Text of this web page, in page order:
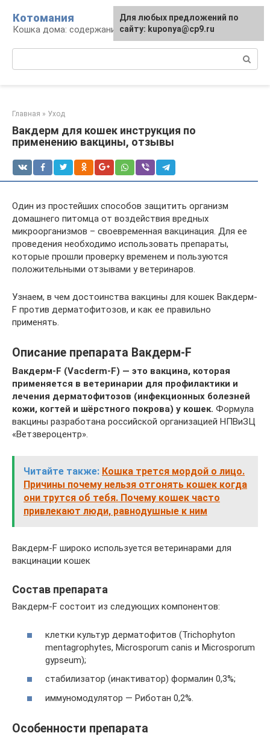
контенту
Котомания
Кошка дома: содержание и уход
Главная » Уход
Вакдерм для кошек инструкция по
применению вакцины, отзывы
Один из простейших способов защитить организм
домашнего питомца от воздействия вредных
микроорганизмов – своевременная вакцинация. Для ее
проведения необходимо использовать препараты,
которые прошли проверку временем и пользуются
положительными отзывами у ветеринаров.
Узнаем, в чем достоинства вакцины для кошек Вакдерм-
F против дерматофитозов, и как ее правильно
применять.
Описание препарата Вакдерм-F
Вакдерм-F (Vacderm-F) — это вакцина, которая
применяется в ветеринарии для профилактики и
лечения дерматофитозов (инфекционных болезней
кожи, когтей и шёрстного покрова) у кошек. Формула
вакцины разработана российской организацией НПВиЗЦ
«Ветзвероцентр».
Читайте также: Кошка трется мордой о лицо.
Причины почему нельзя отгонять кошек когда
они трутся об тебя. Почему кошек часто
привлекают люди, равнодушные к ним
Вакдерм-F широко используется ветеринарами для
вакцинации кошек
Состав препарата
Вакдерм-F состоит из следующих компонентов:
клетки культур дерматофитов (Trichophyton
mentagrophytes, Microsporum canis и Microsporum
gypseum);
стабилизатор (инактиватор) формалин 0,3%;
иммуномодулятор — Риботан 0,2%.
Особенности препарата
Для любых предложений по
сайту: kuponya@cp9.ru